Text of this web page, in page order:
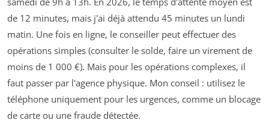
de 12 minutes, mais j'ai déjà attendu 45 minutes un lundi
matin. Une fois en ligne, le conseiller peut effectuer des
opérations simples (consulter le solde, faire un virement de
moins de 1 000 €). Mais pour les opérations complexes, il
faut passer par l'agence physique. Mon conseil : utilisez le
téléphone uniquement pour les urgences, comme un blocage
de carte ou une fraude détectée.